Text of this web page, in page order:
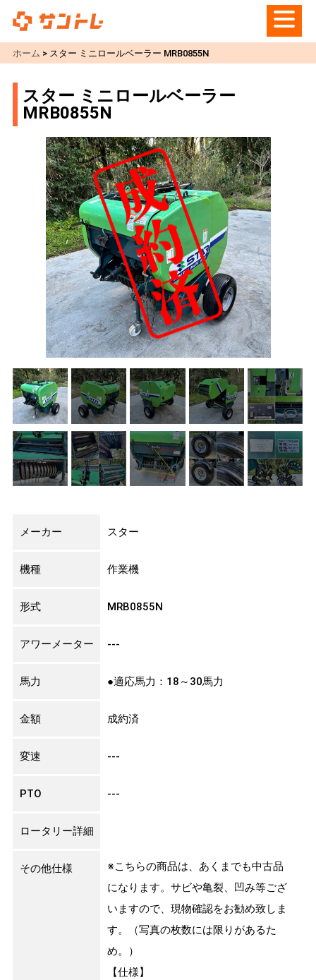
ホーム > スター ミニロールベーラー MRB0855N
スター ミニロールベーラー
MRB0855N
メーカー スター
機種 作業機
形式 MRB0855N
アワーメーター ---
馬力 ●適応馬力：18～30馬力
金額 成約済
変速 ---
PTO ---
ロータリー詳細
その他仕様
※こちらの商品は、あくまでも中古品
になります。サビや亀裂、凹み等ござ
いますので、現物確認をお勧め致しま
す。（写真の枚数には限りがあるた
め。）
【仕様】